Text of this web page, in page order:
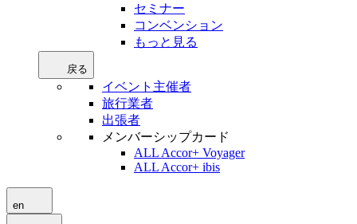
セミナー
コンベンション
もっと見る
戻る
イベント主催者
旅行業者
出張者
メンバーシップカード
ALL Accor+ Voyager
ALL Accor+ ibis
en